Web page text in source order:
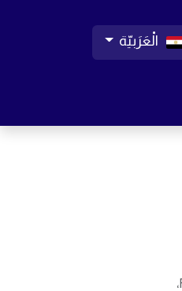
الْعَرَبيّة
Lenovo LOQ 15IRX9 بمعالج i7-13650HX وكارت RTX 4050،